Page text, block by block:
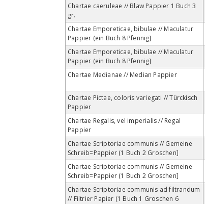
Chartae caeruleae // Blaw Pappier 1 Buch 3
gr.
Chartae Emporeticae, bibulae // Maculatur
Pappier (ein Buch 8 Pfennig]
Chartae Emporeticae, bibulae // Maculatur
Pappier (ein Buch 8 Pfennig]
Chartae Medianae // Median Pappier
Chartae Pictae, coloris variegati // Türckisch
Pappier
Chartae Regalis, vel imperialis // Regal
Pappier
Chartae Scriptoriae communis // Gemeine
Schreib=Pappier (1 Buch 2 Groschen]
Chartae Scriptoriae communis // Gemeine
Schreib=Pappier (1 Buch 2 Groschen]
Chartae Scriptoriae communis ad filtrandum
// Filtrier Papier (1 Buch 1 Groschen 6